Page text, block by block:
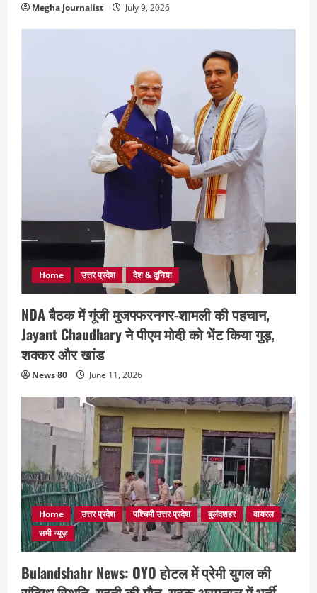
Megha Journalist July 9, 2026
Home उत्तर प्रदेश देश & दुनिया
NDA बैठक में गूंजी मुजफ्फरनगर-शामली की पहचान,
Jayant Chaudhary ने पीएम मोदी को भेंट किया गुड़,
शक्कर और खांड
News 80 June 11, 2026
Home उत्तर प्रदेश पश्चिमी उत्तर प्रदेश बुलंदशहर
वायरल
सभी न्यूज़
Bulandshahr News: OYO होटल में प्रेमी युगल की